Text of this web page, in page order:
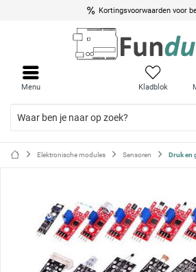
Kortingsvoorwaarden voor
Kladblok
Menu
Elektronische modules Sensoren Druk en